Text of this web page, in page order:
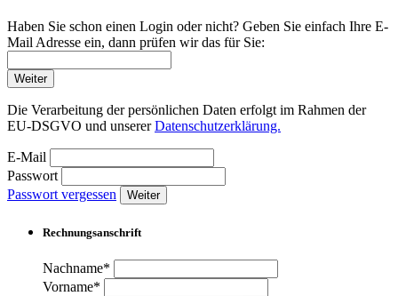
Haben Sie schon einen Login oder nicht? Geben Sie einfach Ihre E-
Mail Adresse ein, dann prüfen wir das für Sie:
Weiter
Die Verarbeitung der persönlichen Daten erfolgt im Rahmen der
EU-DSGVO und unsererDatenschutzerklärung.
E-Mail
Passwort
Passwort vergessen
Weiter
Rechnungsanschrift
Nachname*
Vorname*